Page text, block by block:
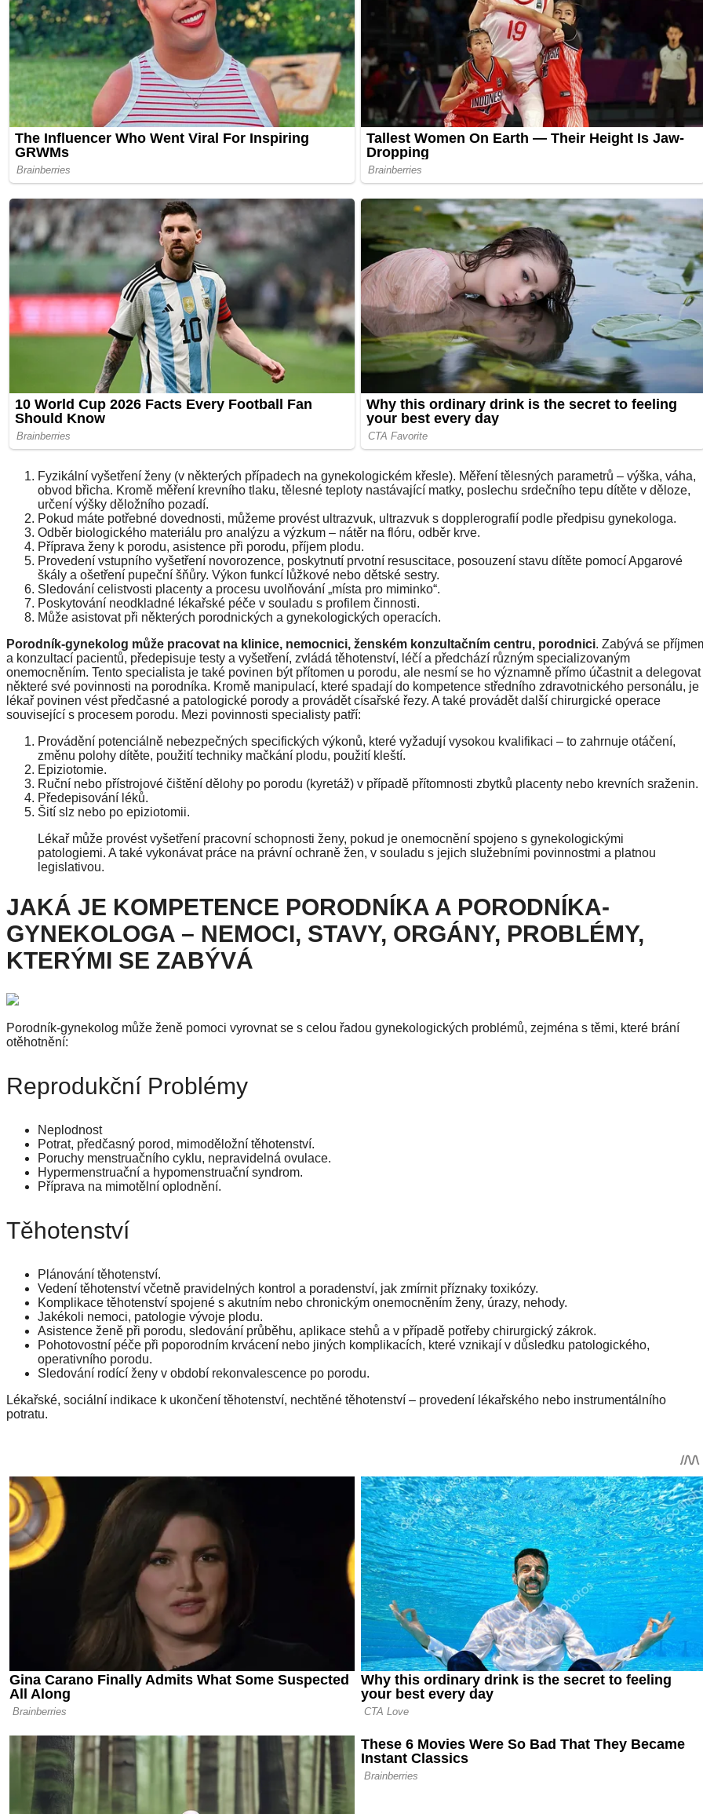
Fyzikální vyšetření ženy (v některých případech na gynekologickém křesle). Měření tělesných parametrů – výška, váha,
obvod břicha. Kromě měření krevního tlaku, tělesné teploty nastávající matky, poslechu srdečního tepu dítěte v děloze,
určení výšky děložního pozadí.
Pokud máte potřebné dovednosti, můžeme provést ultrazvuk, ultrazvuk s dopplerografií podle předpisu gynekologa.
Odběr biologického materiálu pro analýzu a výzkum – nátěr na flóru, odběr krve.
Příprava ženy k porodu, asistence při porodu, příjem plodu.
Provedení vstupního vyšetření novorozence, poskytnutí prvotní resuscitace, posouzení stavu dítěte pomocí Apgarové
škály a ošetření pupeční šňůry. Výkon funkcí lůžkové nebo dětské sestry.
Sledování celistvosti placenty a procesu uvolňování „místa pro miminko“.
Poskytování neodkladné lékařské péče v souladu s profilem činnosti.
Může asistovat při některých porodnických a gynekologických operacích.
Porodník-gynekolog může pracovat na klinice, nemocnici, ženském konzultačním centru, porodnici. Zabývá se
a konzultací pacientů, předepisuje testy a vyšetření, zvládá těhotenství, léčí a předchází různým specializovaným
onemocněním. Tento specialista je také povinen být přítomen u porodu, ale nesmí se ho významně přímo účastnit a delegovat
některé své povinnosti na porodníka. Kromě manipulací, které spadají do kompetence středního zdravotnického personálu, je
lékař povinen vést předčasné a patologické porody a provádět císařské řezy. A také provádět další chirurgické operace
související s procesem porodu. Mezi povinnosti specialisty patří:
Provádění potenciálně nebezpečných specifických výkonů, které vyžadují vysokou kvalifikaci – to zahrnuje otáčení,
změnu polohy dítěte, použití techniky mačkání plodu, použití kleští.
Epiziotomie.
Ruční nebo přístrojové čištění dělohy po porodu (kyretáž) v případě přítomnosti zbytků placenty nebo krevních sraženin.
Předepisování léků.
Šití slz nebo po epiziotomii.
Lékař může provést vyšetření pracovní schopnosti ženy, pokud je onemocnění spojeno s gynekologickými
patologiemi. A také vykonávat práce na právní ochraně žen, v souladu s jejich služebními povinnostmi a platnou
legislativou.
JAKÁ JE KOMPETENCE PORODNÍKA A PORODNÍKA-
GYNEKOLOGA – NEMOCI, STAVY, ORGÁNY, PROBLÉMY,
KTERÝMI SE ZABÝVÁ
Porodník-gynekolog může ženě pomoci vyrovnat se s celou řadou gynekologických problémů, zejména s těmi, které brání
otěhotnění:
Reprodukční Problémy
Neplodnost
Potrat, předčasný porod, mimoděložní těhotenství.
Poruchy menstruačního cyklu, nepravidelná ovulace.
Hypermenstruační a hypomenstruační syndrom.
Příprava na mimotělní oplodnění.
Těhotenství
Plánování těhotenství.
Vedení těhotenství včetně pravidelných kontrol a poradenství, jak zmírnit příznaky toxikózy.
Komplikace těhotenství spojené s akutním nebo chronickým onemocněním ženy, úrazy, nehody.
Jakékoli nemoci, patologie vývoje plodu.
Asistence ženě při porodu, sledování průběhu, aplikace stehů a v případě potřeby chirurgický zákrok.
Pohotovostní péče při poporodním krvácení nebo jiných komplikacích, které vznikají v důsledku patologického,
operativního porodu.
Sledování rodící ženy v období rekonvalescence po porodu.
Lékařské, sociální indikace k ukončení těhotenství, nechtěné těhotenství – provedení lékařského nebo instrumentálního
potratu.